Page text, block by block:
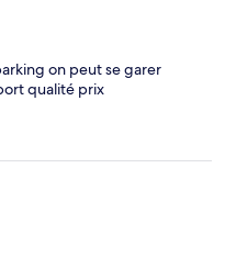
on peut se garer
qualité prix